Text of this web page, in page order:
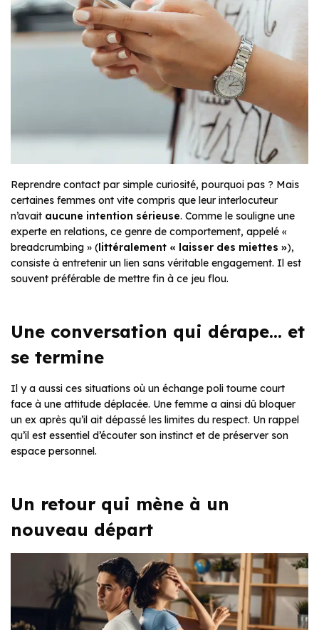
Reprendre contact par simple curiosité, pourquoi pas ? Mais
certaines femmes ont vite compris que leur interlocuteur
n’avait aucune intention sérieuse. Comme le souligne une
experte en relations, ce genre de comportement, appelé «
breadcrumbing » (littéralement « laisser des miettes »),
consiste à entretenir un lien sans véritable engagement. Il est
souvent préférable de mettre fin à ce jeu flou.
Une conversation qui dérape… et
se termine
Il y a aussi ces situations où un échange poli tourne court
face à une attitude déplacée. Une femme a ainsi dû bloquer
un ex après qu’il ait dépassé les limites du respect. Un rappel
qu’il est essentiel d’écouter son instinct et de préserver son
espace personnel.
Un retour qui mène à un
nouveau départ